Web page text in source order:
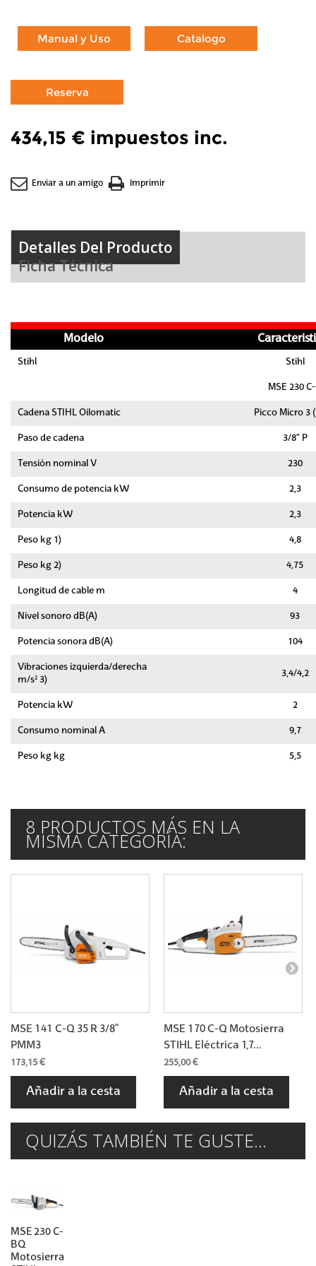
434,15 € impuestos inc.
Enviar a un amigo Imprimir
Detalles Del Producto
Ficha Técnica
Modelo
Stihl Stihl
MSE 230
Cadena STIHL Oilomatic Picco Micro 3
Paso de cadena 3/8" P
Tensión nominal V 230
Consumo de potencia kW 2,3
Potencia kW 2,3
Peso kg 1) 4,8
Peso kg 2) 4,75
Longitud de cable m 4
Nivel sonoro dB(A) 93
Potencia sonora dB(A) 104
Vibraciones izquierda/derecha
m/s² 3)
3,4/4,2
Potencia kW 2
Consumo nominal A 9,7
Peso kg kg 5,5
8 PRODUCTOS MÁS EN LA
MISMA CATEGORÍA:
MSE 141 C-Q 35 R 3/8"
PMM3
173,15 €
Añadir a la cesta
MSE 170 C-Q Motosierra
STIHL Eléctrica 1,7...
255,00 €
Añadir a la cesta
QUIZÁS TAMBIÉN TE GUSTE...
MSE 230 C-
BQ
Motosierra